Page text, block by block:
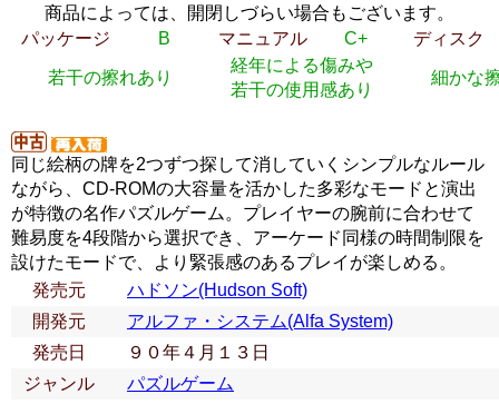
商品によっては、開閉しづらい場合もございます。
パッケージ
B マニュアル C+ ディスク
若干の擦れあり
経年による傷みや
若干の使用感あり
細かな
同じ絵柄の牌を2つずつ探して消していくシンプルなルール
ながら、CD-ROMの大容量を活かした多彩なモードと演出
が特徴の名作パズルゲーム。プレイヤーの腕前に合わせて
難易度を4段階から選択でき、アーケード同様の時間制限を
設けたモードで、より緊張感のあるプレイが楽しめる。
発売元
ハドソン(Hudson Soft)
開発元
アルファ・システム(Alfa System)
発売日
９０年４月１３日
ジャンル
パズルゲーム